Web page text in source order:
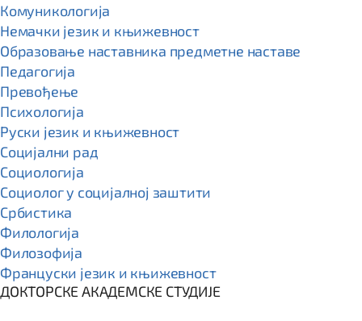
Комуникологија
Немачки језик и књижевност
Образовање наставника предметне наставе
Педагогија
Превођење
Психологија
Руски језик и књижевност
Социјални рад
Социологија
Социолог у социјалној заштити
Србистика
Филологија
Филозофија
Француски језик и књижевност
ДОКТОРСКЕ АКАДЕМСКЕ СТУДИЈЕ